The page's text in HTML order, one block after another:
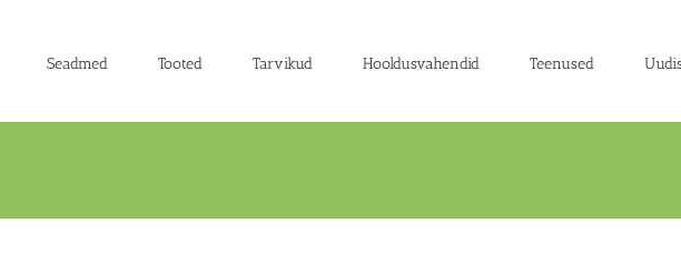
Seadmed Tooted Tarvikud Hooldusvahendid Teenused